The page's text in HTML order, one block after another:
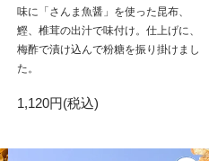
味に「さんま魚醤」を使った昆布、
鰹、椎茸の出汁で味付け。仕上げに、
梅酢で漬け込んで粉糖を振り掛けまし
た。
1,120円(税込)